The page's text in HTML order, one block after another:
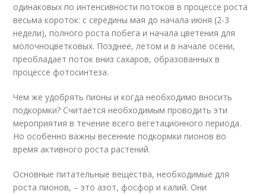
одинаковых по интенсивности потоков в процессе роста
весьма короток: с середины мая до начала июня (2-3
недели), полного роста побега и начала цветения для
молочноцветковых. Позднее, летом и в начале осени,
преобладает поток вниз сахаров, образованных в
процессе фотосинтеза.
Чем же удобрять пионы и когда необходимо вносить
подкормки? Считается необходимым проводить эти
мероприятия в течение всего вегетационного периода.
Но особенно важны весенние подкормки пионов во
время активного роста растений.
Основные питательные вещества, необходимые для
роста пионов, – это азот, фосфор и калий. Они